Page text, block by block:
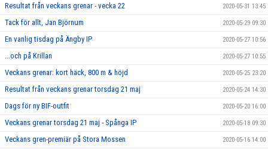
Resultat från veckans grenar - vecka 22 2020-05-31 13:45
Tack för allt, Jan Björnum 2020-05-29 09:30
En vanlig tisdag på Ängby IP 2020-05-27 10:56
...och på Krillan 2020-05-27 10:55
Veckans grenar: kort häck, 800 m & höjd 2020-05-25 23:20
Resultat från veckans grenar torsdag 21 maj 2020-05-24 14:30
Dags för ny BIF-outfit 2020-05-20 16:00
Veckans grenar torsdag 21 maj - Spånga IP 2020-05-18 09:30
Veckans gren-premiär på Stora Mossen 2020-05-16 14:00